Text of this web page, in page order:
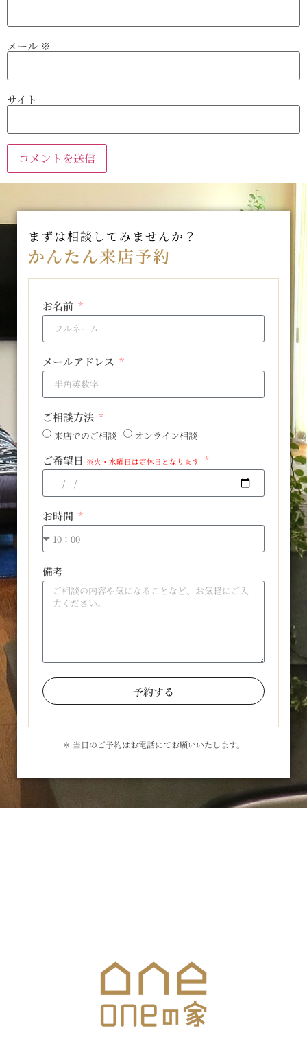
メール ※
サイト
まずは相談してみませんか？
かんたん来店予約
お名前
メールアドレス
ご相談方法
来店でのご相談 オンライン相談
ご希望日 ※火・水曜日は定休日となります
お時間
備考
予約する
＊ 当日のご予約はお電話にてお願いいたします。